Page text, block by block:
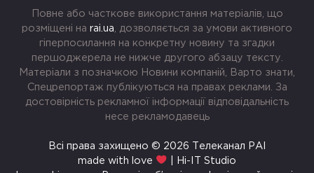
Повне або часткове використання матеріалів, що
розміщені на rai.ua , дозволяється за умови активного
гіперпосилання на конкретну новину та згадки
першоджерела не нижче другого абзацу тексту.
Матеріали з позначкою Новини компаній, Варто знати,
Спецрепортаж публікуються на правах реклами. За
достовірність рекламної інформації відповідальність
несе рекламодавець
Всі права захищено © 2026 Телеканал РАІ
made with love
| Hi-IT Studio